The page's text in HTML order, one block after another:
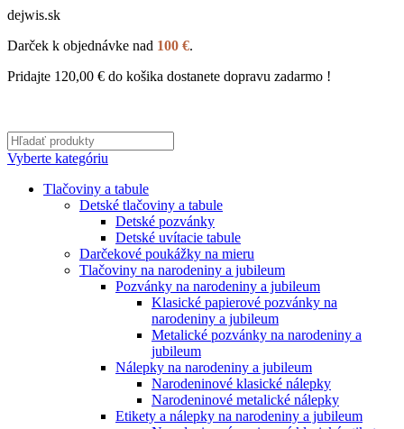
dejwis.sk
Darček k objednávke nad 100 €.
Pridajte 120,00 € do košika dostanete dopravu zadarmo !
Vyberte kategóriu
Tlačoviny a tabule
Detské tlačoviny a tabule
Detské pozvánky
Detské uvítacie tabule
Darčekové poukážky na mieru
Tlačoviny na narodeniny a jubileum
Pozvánky na narodeniny a jubileum
Klasické papierové pozvánky na
narodeniny a jubileum
Metalické pozvánky na narodeniny a
jubileum
Nálepky na narodeniny a jubileum
Narodeninové klasické nálepky
Narodeninové metalické nálepky
Etikety a nálepky na narodeniny a jubileum